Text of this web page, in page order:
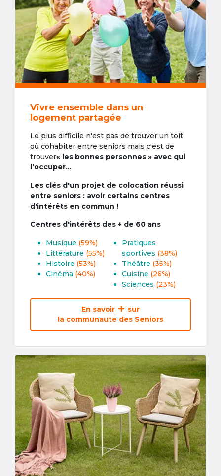
Vivre ensemble dans un
logement partagée
Le plus difficile n'est pas de trouver un toit
où cohabiter entre seniors mais c'est de
trouver« les bonnes personnes » avec qui
l'occuper...
Les clés d'un projet de colocation réussi
entre seniors : avoir certains centres
d'intérêts en commun !
Centres d'intérêts des + de 60 ans
Musique (59%)
Littérature (55%)
Histoire (53%)
Cinéma (40%)
Pratiques
sportives (38%)
Théâtre (35%)
Cuisine (26%)
Sciences (23%)
En savoir
sur
la communauté des Seniors